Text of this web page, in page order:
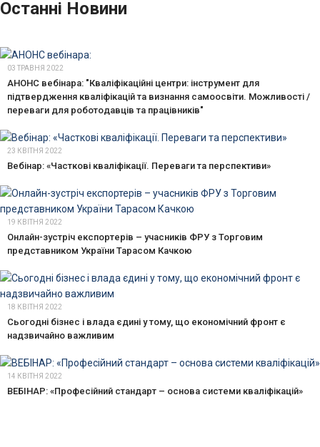
Останні Новини
03 ТРАВНЯ 2022
АНОНС вебінара: "Кваліфікаційні центри: інструмент для
підтвердження кваліфікацій та визнання самоосвіти. Можливості /
переваги для роботодавців та працівників"
23 КВІТНЯ 2022
Вебінар: «Часткові кваліфікації. Переваги та перспективи»
19 КВІТНЯ 2022
Онлайн-зустріч експортерів – учасників ФРУ з Торговим
представником України Тарасом Качкою
18 КВІТНЯ 2022
Сьогодні бізнес і влада єдині у тому, що економічний фронт є
надзвичайно важливим
14 КВІТНЯ 2022
ВЕБІНАР: «Професійний стандарт – основа системи кваліфікацій»